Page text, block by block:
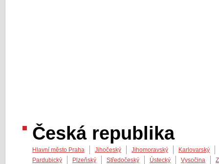
Česká republika
Hlavní město Praha Jihočeský Jihomoravský
Karlovarský
Pardubický
Plzeňský Středočeský Ústecký Vysočina